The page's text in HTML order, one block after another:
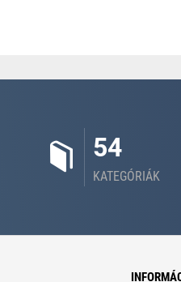
54
KATEGÓRIÁK